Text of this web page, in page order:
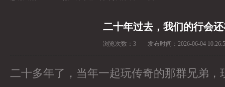
二十年过去，我们的行会
浏览次数： 3 发布时间： 2026-06-04
二十多年了，当年一起玩传奇的那群兄弟，